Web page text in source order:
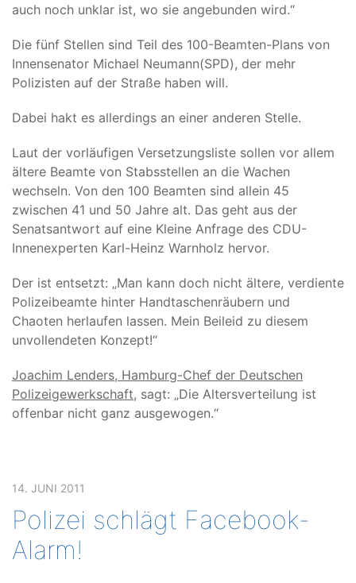
auch noch unklar ist, wo sie angebunden wird.“
Die fünf Stellen sind Teil des 100-Beamten-Plans von
Innensenator Michael Neumann(SPD), der mehr
Polizisten auf der Straße haben will.
Dabei hakt es allerdings an einer anderen Stelle.
Laut der vorläufigen Versetzungsliste sollen vor allem
ältere Beamte von Stabsstellen an die Wachen
wechseln. Von den 100 Beamten sind allein 45
zwischen 41 und 50 Jahre alt. Das geht aus der
Senatsantwort auf eine Kleine Anfrage des CDU-
Innenexperten Karl-Heinz Warnholz hervor.
Der ist entsetzt: „Man kann doch nicht ältere, verdiente
Polizeibeamte hinter Handtaschenräubern und
Chaoten herlaufen lassen. Mein Beileid zu diesem
unvollendeten Konzept!“
Joachim Lenders, Hamburg-Chef der Deutschen
Polizeigewerkschaft, sagt: „Die Altersverteilung ist
offenbar nicht ganz ausgewogen.“
14. JUNI 2011
Polizei schlägt Facebook-
Alarm!